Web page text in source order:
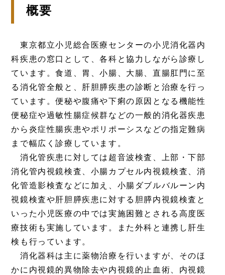
概要
東京都立小児総合医療センターの小児消化器内
科疾患の窓口として、各科と協力しながら診療し
ています。食道、胃、小腸、大腸、直腸肛門に至
る消化管全般と、肝胆膵疾患の診断と治療を行っ
ています。便秘や腹痛や下痢の原因となる機能性
便秘症や過敏性腸症候群などの一般的消化器疾患
から炎症性腸疾患やポリポーシスなどの指定難病
まで幅広く診療しています。
消化管疾患に対しては超音波検査、上部・下部
消化管内視鏡検査、小腸カプセル内視鏡検査、消
化管造影検査などに加え、小腸ダブルバルーン内
視鏡検査や肝胆膵疾患に対する胆膵内視鏡検査と
いった小児医療の中では実施困難とされる高度医
療技術も実施しています。また外科と連携し肝生
検も行っています。
消化器科は主に薬物治療を行いますが、そのほ
かに内視鏡的異物除去や内視鏡的止血術、内視鏡